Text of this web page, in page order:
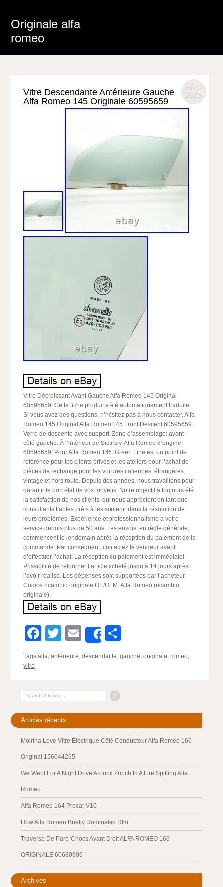
Originale alfa
romeo
août 12
2025
Vitre Descendante Antérieure Gauche
Alfa Romeo 145 Originale 60595659
Vitre Décroissant Avant Gauche Alfa Romeo 145 Original
60595659. Cette fiche produit a été automatiquement traduite.
Si vous avez des questions, n’hésitez pas à nous contacter. Alfa
Romeo 145 Original Alfa Romeo 145 Front Descent 60595659.
Verre de descente avec support. Zone d’assemblage: avant
côté gauche. À l’intérieur de Sicursiv. Alfa Romeo d’origine:
60595659. Pour Alfa Romeo 145. Green Line est un point de
référence pour les clients privés et les ateliers pour l’achat de
pièces de rechange pour les voitures italiennes, étrangères,
vintage et hors route. Depuis des années, nous travaillons pour
garantir le bon état de vos moyens. Notre objectif a toujours été
la satisfaction de nos clients, qui nous apprécient en tant que
consultants fiables prêts à les soutenir dans la résolution de
leurs problèmes. Expérience et professionnalisme à votre
service depuis plus de 50 ans. Les envois, en règle générale,
commencent le lendemain après la réception du paiement de la
commande. Par conséquent, contactez le vendeur avant
d’effectuer l’achat. La réception du paiement est immédiate!
Possibilité de retourner l’article acheté jusqu’à 14 jours après
l’avoir réalisé. Les dépenses sont supportées par l’acheteur.
Codice ricambio originale OE/OEM. Alfa Romeo (ricambio
originale).
Facebook
Twitter
EmailShare
Tags:alfa,antérieure,descendante,gauche,originale,romeo,
vitre
Articles récents
Moirina Leve Vitre Électrique Côté Conducteur Alfa Romeo 166
Original 156044265
We Went For A Night Drive Around Zurich In A Fire Spitting Alfa
Romeo
Alfa Romeo 164 Procar V10
How Alfa Romeo Briefly Dominated Dtm
Traverse De Pare-Chocs Avant Droit ALFA ROMEO 166
ORIGINALE 60680906
Archives